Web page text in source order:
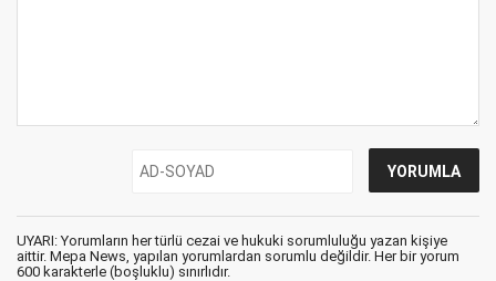
UYARI: Yorumların her türlü cezai ve hukuki sorumluluğu yazan kişiye
aittir. Mepa News, yapılan yorumlardan sorumlu değildir. Her bir yorum
600 karakterle (boşluklu) sınırlıdır.